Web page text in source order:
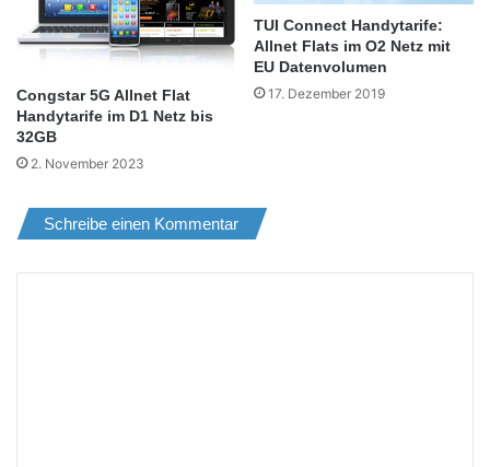
Congstar 5G Allnet Flat
Handytarife im D1 Netz bis
32GB
2. November 2023
TUI Connect Handytarife:
Allnet Flats im O2 Netz mit
EU Datenvolumen
17. Dezember 2019
Schreibe einen Kommentar